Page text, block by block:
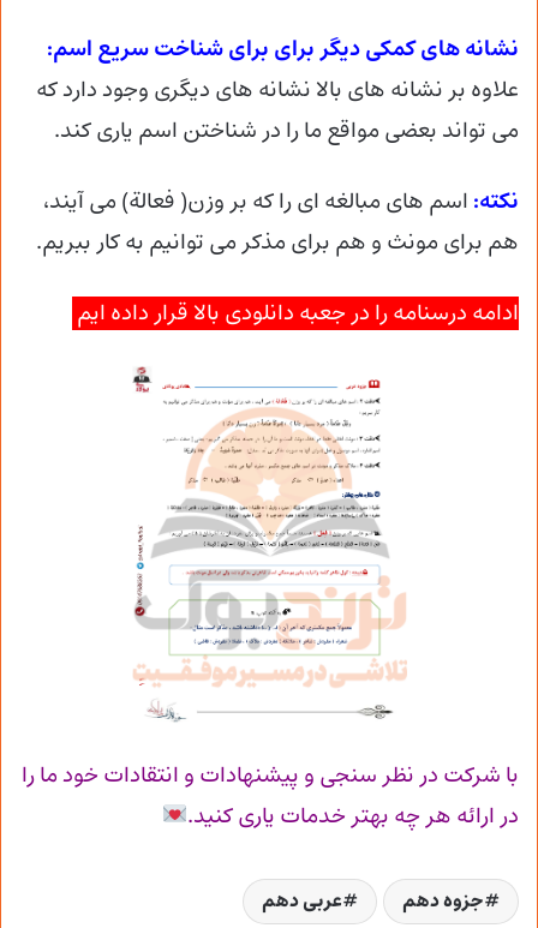
نشانه های کمکی دیگر برای برای شناخت سریع اسم:
علاوه بر نشانه های بالا نشانه های دیگری وجود دارد که
می تواند بعضی مواقع ما را در شناختن اسم یاری کند.
نکته: اسم های مبالغه ای را که بر وزن( فعالة) می آیند،
هم برای مونث و هم برای مذکر می توانیم به کار ببریم.
ادامه درسنامه را در جعبه دانلودی بالا قرار داده ایم
با شرکت در نظر سنجی و پیشنهادات و انتقادات خود ما را
در ارائه هر چه بهتر خدمات یاری کنید.
جزوه دهم عربی دهم